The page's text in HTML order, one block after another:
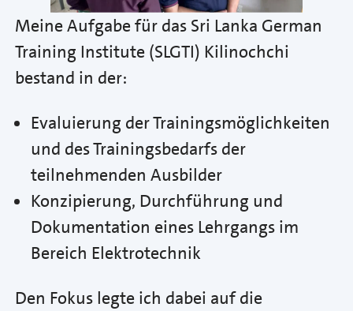
Meine Aufgabe für das Sri Lanka German
Training Institute (SLGTI) Kilinochchi
bestand in der:
Evaluierung der Trainingsmöglichkeiten
und des Trainingsbedarfs der
teilnehmenden Ausbilder
Konzipierung, Durchführung und
Dokumentation eines Lehrgangs im
Bereich Elektrotechnik
Den Fokus legte ich dabei auf die